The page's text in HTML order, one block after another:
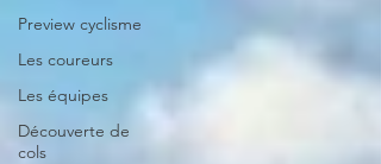
Preview cyclisme
Les coureurs
Les équipes
Découverte de
cols